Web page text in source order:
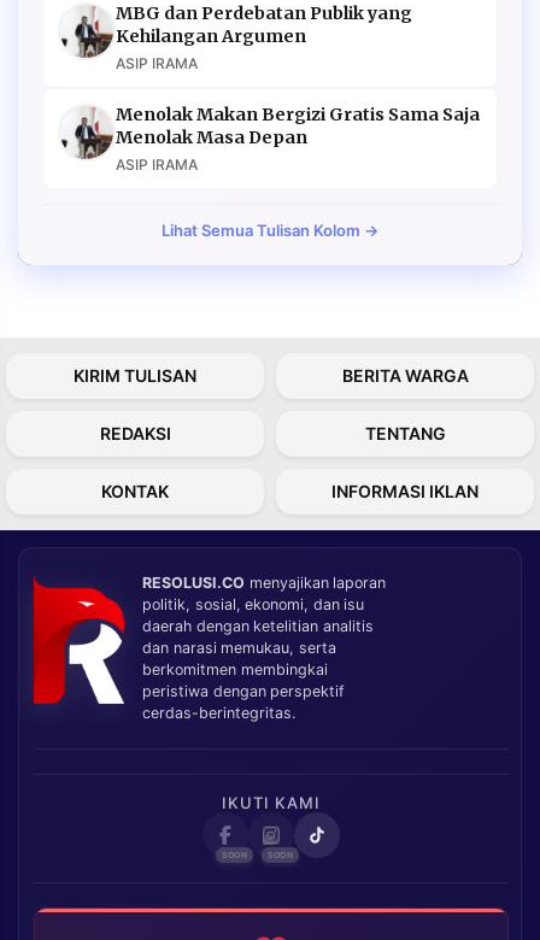
MBG dan Perdebatan Publik yang
Kehilangan Argumen
ASIP IRAMA
Menolak Makan Bergizi Gratis Sama Saja
Menolak Masa Depan
ASIP IRAMA
Lihat Semua Tulisan Kolom →
KIRIM TULISAN BERITA WARGA
REDAKSI TENTANG
KONTAK INFORMASI IKLAN
RESOLUSI.CO menyajikan laporan
politik, sosial, ekonomi, dan isu
daerah dengan ketelitian analitis
dan narasi memukau, serta
berkomitmen membingkai
peristiwa dengan perspektif
cerdas-berintegritas.
IKUTI KAMI